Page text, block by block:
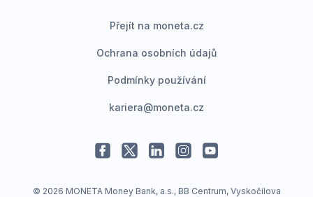
Přejít na moneta.cz
Ochrana osobních údajů
Podmínky používání
kariera@moneta.cz
© 2026 MONETA Money Bank, a.s., BB Centrum, Vyskočilova